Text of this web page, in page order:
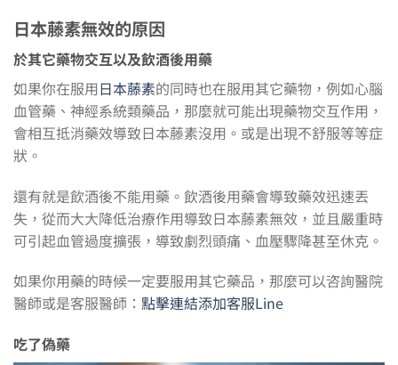
日本藤素無效的原因
於其它藥物交互以及飲酒後用藥
如果你在服用日本藤素的同時也在服用其它藥物，例如心腦
血管藥、神經系統類藥品，那麼就可能出現藥物交互作用，
會相互抵消藥效導致日本藤素沒用。或是出現不舒服等等症
狀。
還有就是飲酒後不能用藥。飲酒後用藥會導致藥效迅速丟
失，從而大大降低治療作用導致日本藤素無效，並且嚴重時
可引起血管過度擴張，導致劇烈頭痛、血壓驟降甚至休克。
如果你用藥的時候一定要服用其它藥品，那麼可以咨詢醫院
醫師或是客服醫師： 點擊連結添加客服Line
吃了偽藥